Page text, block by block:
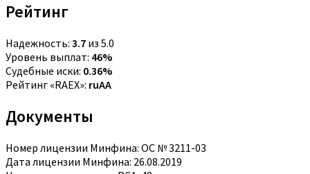
Рейтинг
Надежность: 3.7 из 5.0
Уровень выплат: 46%
Судебные иски: 0.36%
Рейтинг «RAEX»: ruAA
Документы
Номер лицензии Минфина: ОС № 3211-03
Дата лицензии Минфина: 26.08.2019